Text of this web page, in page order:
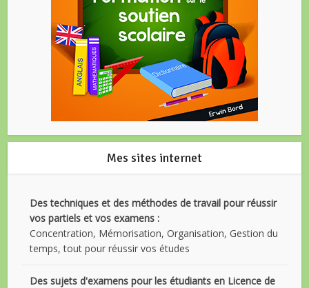
Mes sites internet
Des techniques et des méthodes de travail pour réussir
vos partiels et vos examens :
Concentration, Mémorisation, Organisation, Gestion du
temps, tout pour réussir vos études
Des sujets d'examens pour les étudiants en Licence de